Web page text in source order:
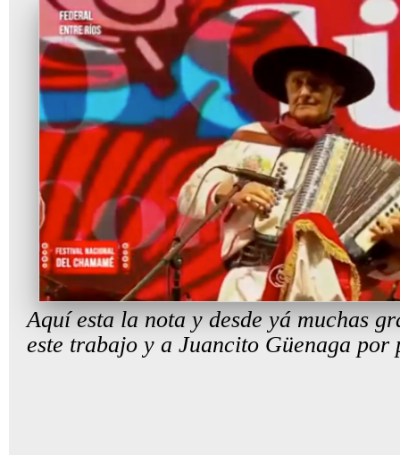
Aquí esta la nota y desde yá muchas
este trabajo y a Juancito Güenaga por